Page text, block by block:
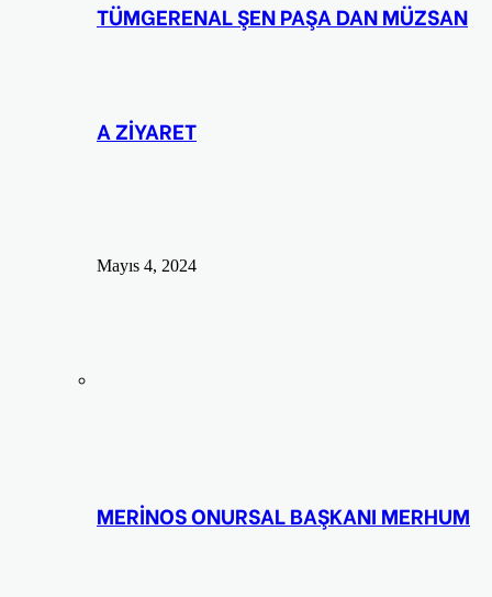
TÜMGERENAL ŞEN PAŞA DAN MÜZSAN
A ZİYARET
Mayıs 4, 2024
MERİNOS ONURSAL BAŞKANI MERHUM